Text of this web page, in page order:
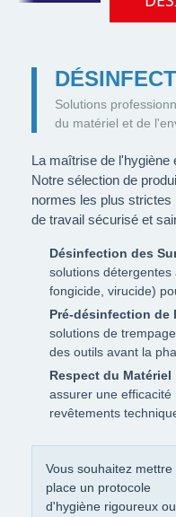
Solutions
du matériel et de
La maîtrise de l'hygiène
Notre sélection de
normes les plus strictes
de travail sécurisé et
Désinfection des
solutions détergentes
fongicide, virucide)
Pré-désinfection de
solutions de
des outils avant la
Respect du Matériel
assurer une
revêtements
Vous souhaitez mettre
place un protocole
d'hygiène rigoureux ou